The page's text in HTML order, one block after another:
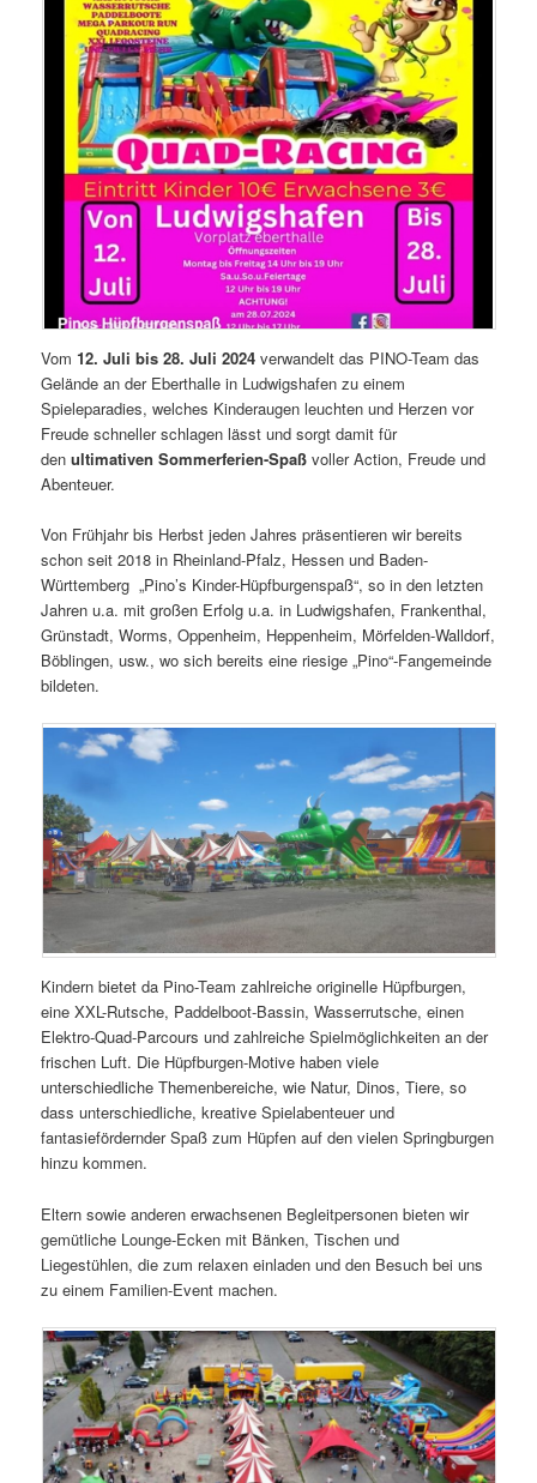
Vom12. Juli bis 28. Juli 2024verwandelt das PINO-Team das
Gelände an der Eberthalle in Ludwigshafen zu einem
Spieleparadies, welches Kinderaugen leuchten und Herzen vor
Freude schneller schlagen lässt und sorgt damit für
denultimativen Sommerferien-Spaß voller Action, Freude und
Abenteuer.
Von Frühjahr bis Herbst jeden Jahres präsentieren wir bereits
schon seit 2018 in Rheinland-Pfalz, Hessen und Baden-
Württemberg „Pino’s Kinder-Hüpfburgenspaß“, so in den letzten
Jahren u.a. mit großen Erfolg u.a. in Ludwigshafen, Frankenthal,
Grünstadt, Worms, Oppenheim, Heppenheim, Mörfelden-Walldorf,
Böblingen, usw., wo sich bereits eine riesige „Pino“-Fangemeinde
bildeten.
Kindern bietet da Pino-Team zahlreiche originelle Hüpfburgen,
eine XXL-Rutsche, Paddelboot-Bassin, Wasserrutsche, einen
Elektro-Quad-Parcours und zahlreiche Spielmöglichkeiten an der
frischen Luft. Die Hüpfburgen-Motive haben viele
unterschiedliche Themenbereiche, wie Natur, Dinos, Tiere, so
dass unterschiedliche, kreative Spielabenteuer und
fantasiefördernder Spaß zum Hüpfen auf den vielen Springburgen
hinzu kommen.
Eltern sowie anderen erwachsenen Begleitpersonen bieten wir
gemütliche Lounge-Ecken mit Bänken, Tischen und
Liegestühlen, die zum relaxen einladen und den Besuch bei uns
zu einem Familien-Event machen.